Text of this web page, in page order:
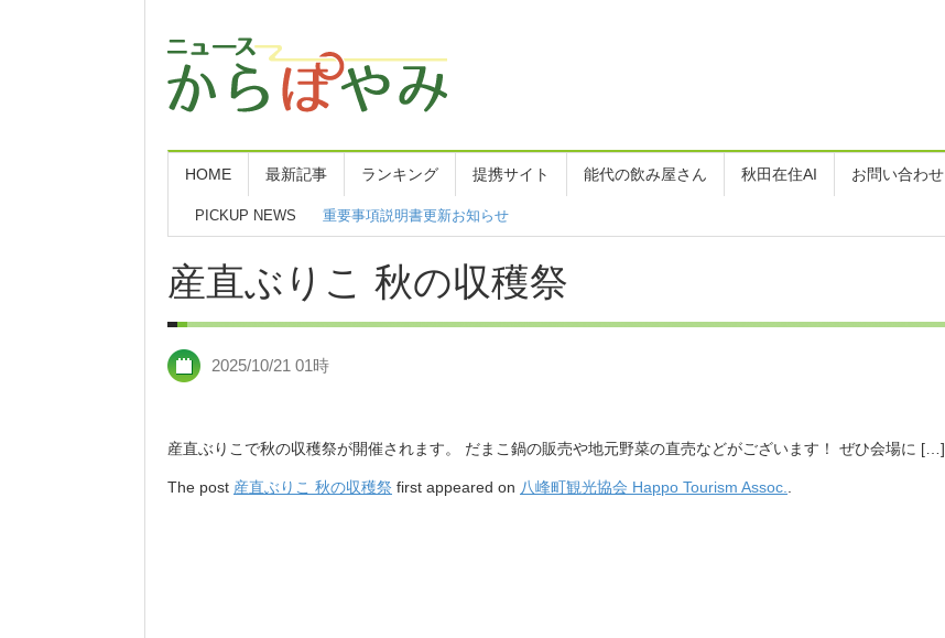
HOME 最新記事 ランキング 提携サイト 能代の飲み屋さん 秋田在住AI お問い合わせ
PICKUP NEWS 重要事項説明書更新お知らせ
産直ぶりこ 秋の収穫祭
2025/10/21 01時
産直ぶりこで秋の収穫祭が開催されます。 だまこ鍋の販売や地元野菜の直売などがございます！ ぜひ会場に […]
The post 産直ぶりこ 秋の収穫祭 first appeared on 八峰町観光協会 Happo Tourism Assoc.